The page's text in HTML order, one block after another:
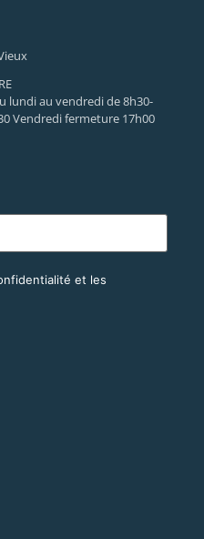
lundi au vendredi de 8h30-
Vendredi fermeture 17h00
et les